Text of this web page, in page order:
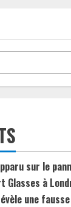
sur le
à
une